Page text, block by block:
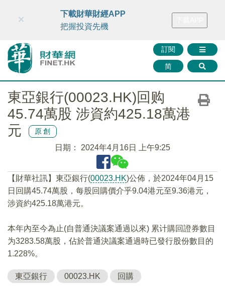
財華智庫網 FINTV FINMETA 財華證券 媒體矩陣
訂閱
简
×
下載財華財經APP
把握投資先機
東亞銀行(00023.HK)回购
45.74萬股 涉資約425.18萬港
元
原創
日期： 2024年4月16日 上午9:25
【財華社訊】東亞銀行(00023.HK)公佈，於2024年04月15
日回購45.74萬股，每股回購價介乎9.04港元至9.36港元，
涉資約425.18萬港元。
本年內至今為止(自普通決議案通過以來) 累计購回證券數目
为3283.58萬股，佔於普通決議案通過時已發行股份數目的
1.228%。
東亞銀行 00023.HK 回購